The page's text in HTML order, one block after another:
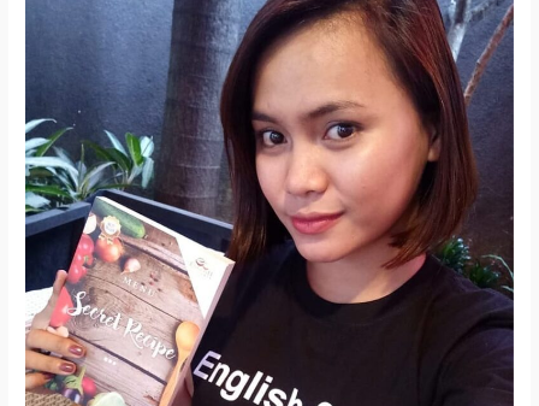
Bahasa
untuk
Mahasiswa